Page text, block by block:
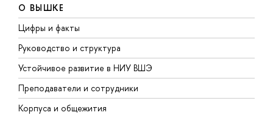
О ВЫШКЕ
Цифры и факты
Руководство и структура
Устойчивое развитие в НИУ ВШЭ
Преподаватели и сотрудники
Корпуса и общежития